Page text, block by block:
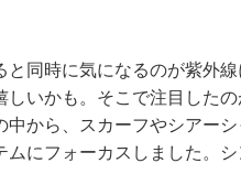
と同時に気になるのが紫外
しいかも。そこで注目した
中から、スカーフやシアー
ムにフォーカスしました。